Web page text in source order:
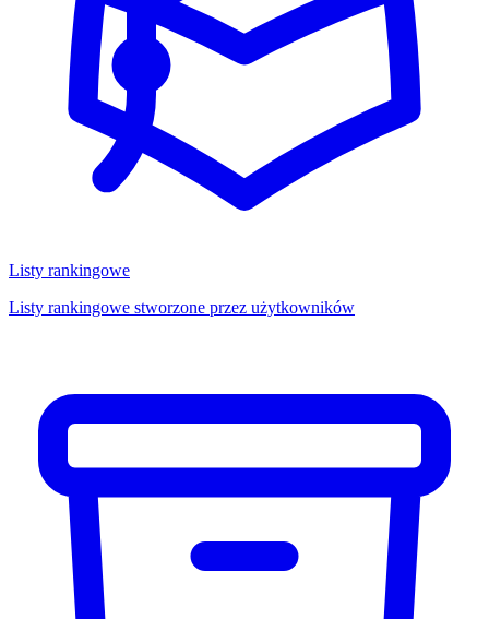
Listy rankingowe
Listy rankingowe stworzone przez użytkowników